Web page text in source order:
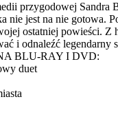
przygodowej
jest na nie gotowa.
ostatniej powieści.
i odnaleźć legendarny
BLU-RAY I DVD:
duet